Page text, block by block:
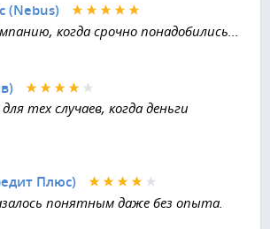
(Nebus)
когда срочно понадобились...
тех случаев, когда деньги
Плюс)
понятным даже без опыта.